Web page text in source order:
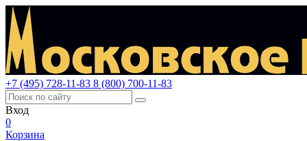
+7 (495) 728-11-83 8 (800) 700-11-83
Вход
0
Корзина